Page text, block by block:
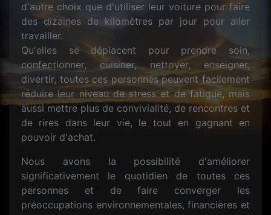
d'autre choix que d'utiliser leur voiture pour faire
des dizaines de kilomètres par jour pour aller
travailler.
Qu'elles se déplacent pour prendre soin,
confectionner, cuisiner, nettoyer, enseigner,
divertir, toutes ces personnes peuvent facilement
réduire leur niveau de stress et de fatigue, mais
aussi mettre plus de convivialité, de rencontres et
de rires dans leur vie, le tout en gagnant en
pouvoir d'achat.
Nous avons la possibilité d'améliorer
significativement le quotidien de toutes ces
personnes et de faire converger les
préoccupations environnementales, financières et